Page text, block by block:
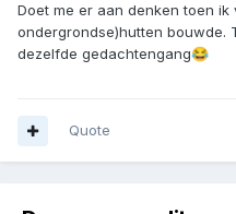
Doet me er aan denken toen
ondergrondse)hutten bouwde.
dezelfde gedachtengang😂
Quote